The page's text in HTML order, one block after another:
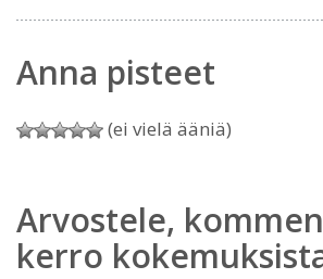
Anna pisteet
(ei vielä ääniä)
Arvostele,
kerro